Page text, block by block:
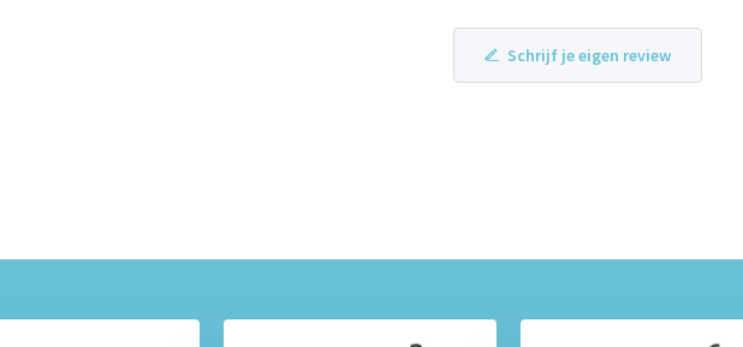
Schrijf je eigen review